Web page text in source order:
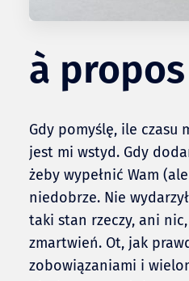
à
Gdy pomyślę, ile czasu
jest mi wstyd. Gdy
żeby wypełnić Wam
niedobrze. Nie
taki stan rzeczy, ani
zmartwień. Ot, jak
zobowiązaniami i